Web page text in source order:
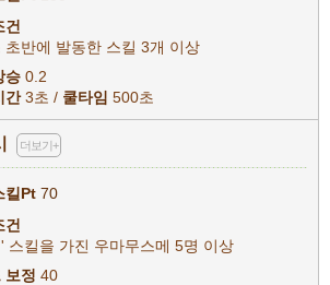
건
초반에 발동한 스킬 3개 이상
승 0.2
간3초 / 쿨타임 500초
더보기+
킬Pt 70
건
스킬을 가진 우마무스메 5명 이상
보정 40